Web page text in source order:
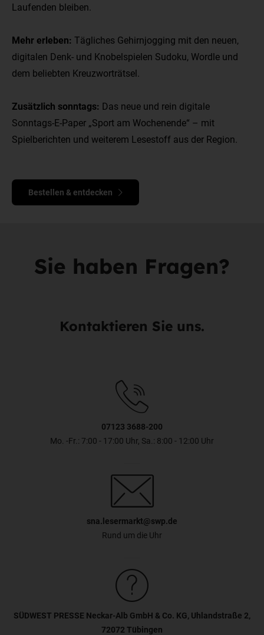
Laufenden bleiben.
Mehr erleben: Tägliches Gehirnjogging mit den neuen,
digitalen Denk- und Knobelspielen Sudoku, Wordle und
dem beliebten Kreuzworträtsel.
Zusätzlich sonntags: Das neue und rein digitale
Sonntags-E-Paper „Sport am Wochenende“ – mit
Spielberichten und weiterem Lesestoff aus der Region.
Bestellen & entdecken
Sie haben Fragen?
Kontaktieren Sie uns.
07123 3688-200
Mo. -Fr.: 7:00 - 17:00 Uhr, Sa.: 8:00 - 12:00 Uhr
sna.lesermarkt@swp.de
Rund um die Uhr
SÜDWEST PRESSE Neckar-Alb GmbH & Co. KG, Uhlandstraße 2,
72072 Tübingen